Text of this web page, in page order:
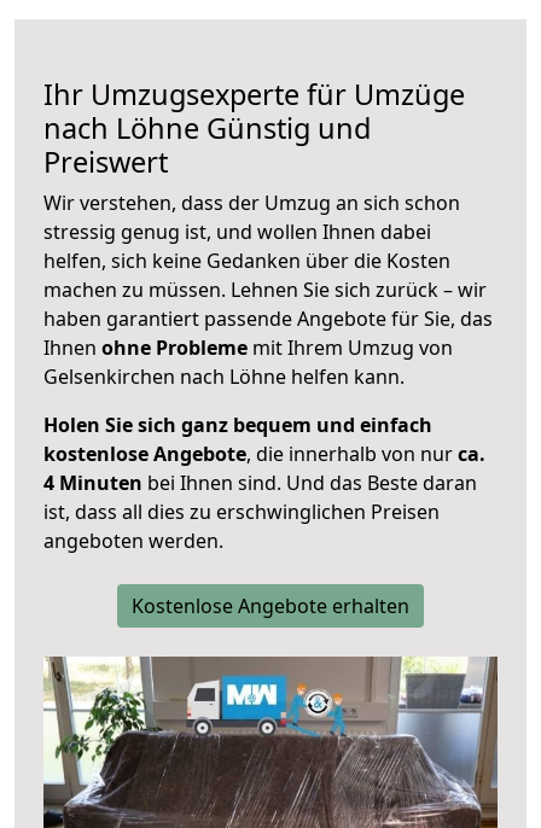
Ihr Umzugsexperte für Umzüge
nach Löhne Günstig und
Preiswert
Wir verstehen, dass der Umzug an sich schon
stressig genug ist, und wollen Ihnen dabei
helfen, sich keine Gedanken über die Kosten
machen zu müssen. Lehnen Sie sich zurück – wir
haben garantiert passende Angebote für Sie, das
Ihnen ohne Probleme mit Ihrem Umzug von
Gelsenkirchen nach Löhne helfen kann.
Holen Sie sich ganz bequem und einfach
kostenlose Angebote, die innerhalb von nurca.
4 Minuten bei Ihnen sind. Und das Beste daran
ist, dass all dies zu erschwinglichen Preisen
angeboten werden.
Kostenlose Angebote erhalten